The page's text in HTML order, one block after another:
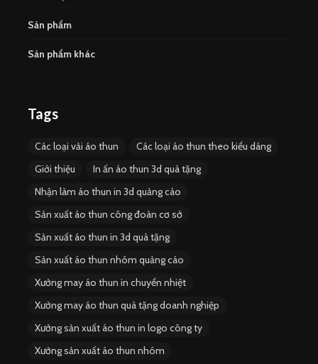
Sản phẩm
Sản phẩm khác
Tags
Các loại vải áo thun
Các loại áo thun theo kiểu dáng
Giới thiệu
In ấn áo thun 3d quà tặng
Nhận làm áo thun in 3d quảng cáo
Sản xuất áo thun công đoàn cơ sở
Sản xuất áo thun in 3d quà tặng
Sản xuất áo thun nhóm quảng cáo
Xưởng may áo thun in chuyển nhiệt
Xưởng may áo thun quà tặng doanh nghiệp
Xưởng sản xuất áo thun in logo công ty
Xưởng sản xuất áo thun nhóm